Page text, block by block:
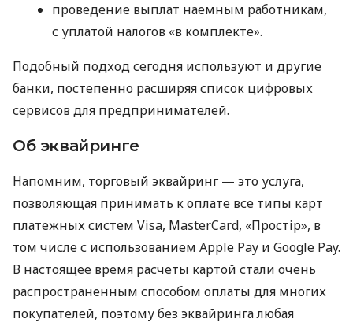
проведение выплат наемным работникам,
с уплатой налогов «в комплекте».
Подобный подход сегодня используют и другие
банки, постепенно расширяя список цифровых
сервисов для предпринимателей.
Об эквайринге
Напомним, торговый эквайринг — это услуга,
позволяющая принимать к оплате все типы карт
платежных систем Visa, MasterCard, «Простір», в
том числе с использованием Apple Pay и Google Pay.
В настоящее время расчеты картой стали очень
распространенным способом оплаты для многих
покупателей, поэтому без эквайринга любая